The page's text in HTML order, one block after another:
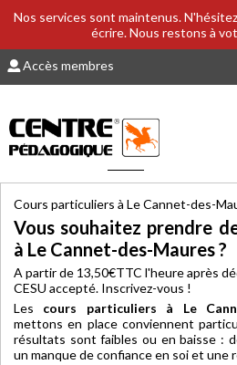
Nos services sont maintenus.
écrire. Nous restons à
Accès membres
Cours particuliers à Le Cannet-des-
Vous souhaitez prendre
à Le Cannet-des-Maures ?
A partir de 13,50€TTC l'heure après
CESU accepté. Inscrivez-vous !
Les cours particuliers à Le
mettons en place conviennent
résultats sont faibles ou en baisse :
un manque de confiance en soi et une